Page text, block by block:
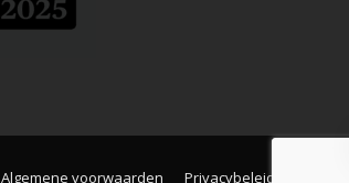
Algemene voorwaarden Privacybeleid